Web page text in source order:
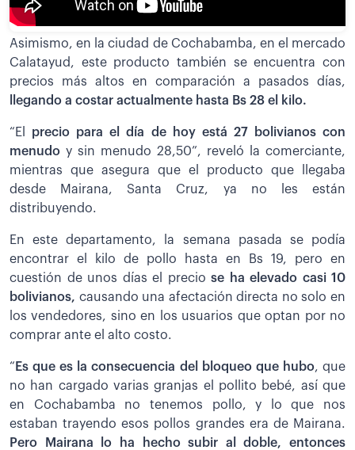
Asimismo, en la ciudad de Cochabamba, en el mercado
Calatayud, este producto también se encuentra con
precios más altos en comparación a pasados días,
llegando a costar actualmente hasta Bs 28 el kilo.
“El precio para el día de hoy está 27 bolivianos con
menudo y sin menudo 28,50”, reveló la comerciante,
mientras que asegura que el producto que llegaba
desde Mairana, Santa Cruz, ya no les están
distribuyendo.
En este departamento, la semana pasada se podía
encontrar el kilo de pollo hasta en Bs 19, pero en
cuestión de unos días el precio se ha elevado casi 10
bolivianos, causando una afectación directa no solo en
los vendedores, sino en los usuarios que optan por no
comprar ante el alto costo.
“ Es que es la consecuencia del bloqueo que hubo, que
no han cargado varias granjas el pollito bebé, así que
en Cochabamba no tenemos pollo, y lo que nos
estaban trayendo esos pollos grandes era de Mairana.
Pero Mairana lo ha hecho subir al doble, entonces